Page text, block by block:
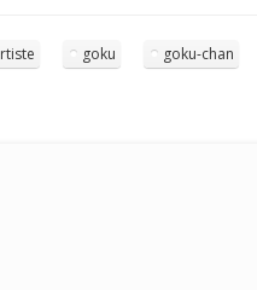
goku goku-chan